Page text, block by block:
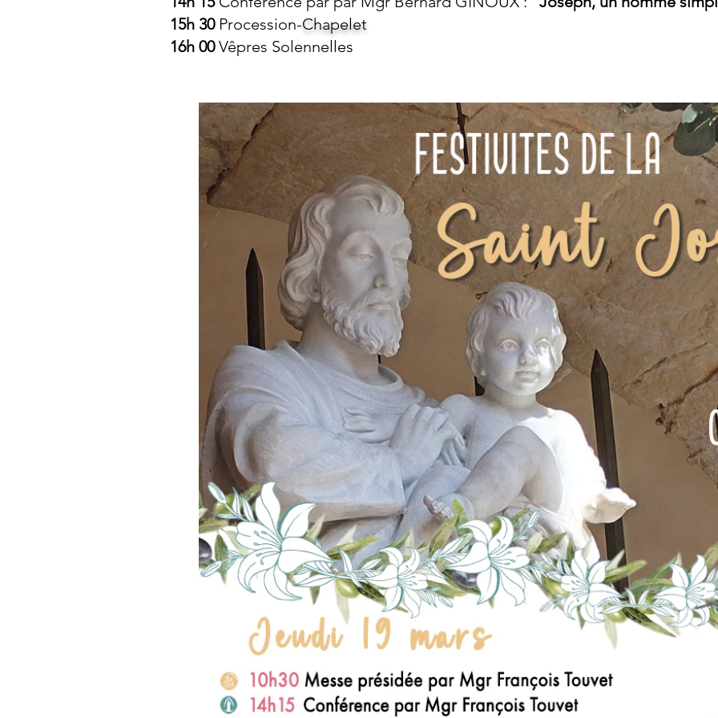
15h 30 Procession-Chapelet
16h 00Vêpres Solennelles